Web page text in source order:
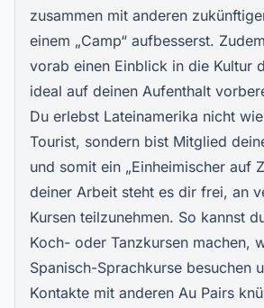
zusammen mit anderen
einem „Camp“ aufbesserst.
vorab einen Einblick in die Kultur
ideal auf deinen Aufenthalt
Du erlebst Lateinamerika nicht
Tourist, sondern bist Mitglied
und somit ein „Einheimischer auf
deiner Arbeit steht es dir frei, an
Kursen teilzunehmen. So kannst
Koch- oder Tanzkursen machen,
Spanisch-Sprachkurse besuchen
Kontakte mit anderen Au Pairs